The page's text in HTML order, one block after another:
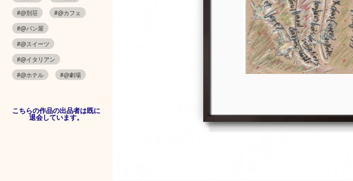
#@別荘
#@カフェ
#@パン屋
#@スイーツ
#@イタリアン
#@ホテル
#@劇場
こちらの作品の出品者は既に
退会しています。